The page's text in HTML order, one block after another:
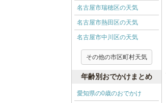
名古屋市瑞穂区の天気
名古屋市熱田区の天気
名古屋市中川区の天気
その他の市区町村天気
年齢別おでかけまとめ
愛知県の0歳のおでかけ